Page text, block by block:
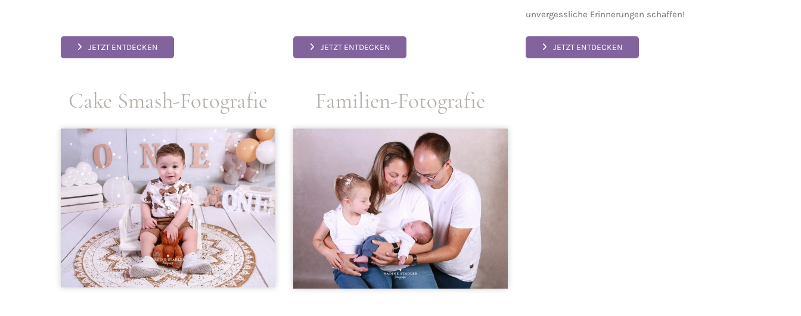
JETZT ENTDECKEN JETZT ENTDECKEN
unvergessliche Erinnerungen schaffen!
JETZT ENTDECKEN
Cake Smash-Fotografie Familien-Fotografie